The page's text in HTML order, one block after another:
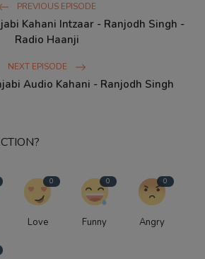
PREVIOUS EPISODE
Kahani Intzaar - Ranjodh Singh -
Radio Haanji
NEXT EPISODE
Audio Kahani - Ranjodh Singh
0
Love
0
Funny
0
Angry